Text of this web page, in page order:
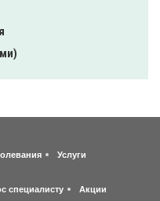
Услуги
специалисту Акции